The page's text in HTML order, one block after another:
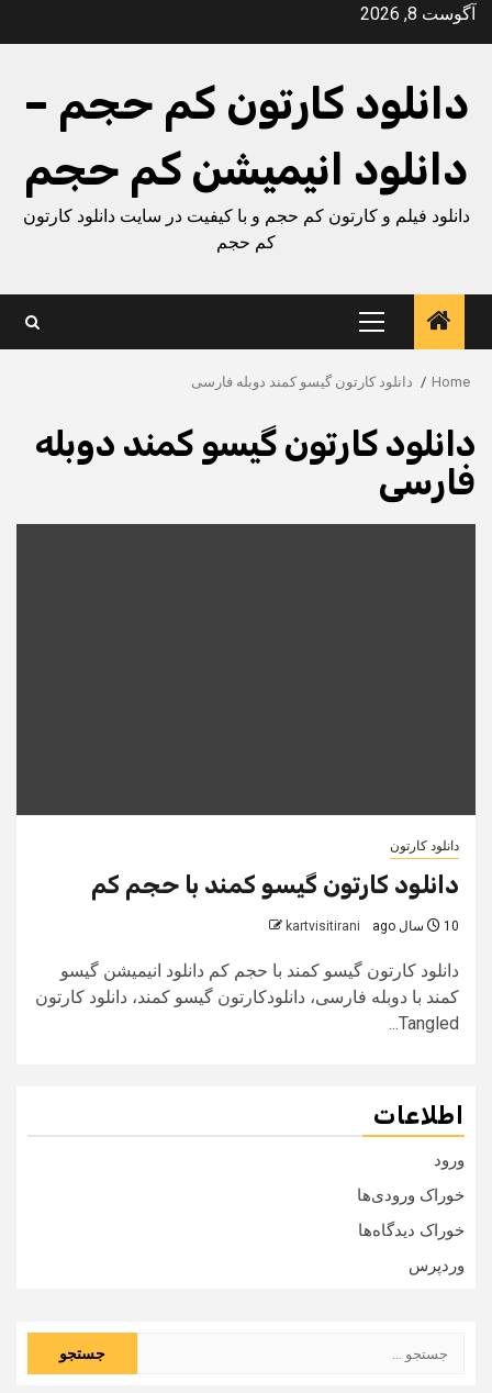
Skipآگوست 8, 2026
دانلود کارتون کم حجم –
دانلود انیمیشن کم حجم
دانلود فیلم و کارتون کم حجم و با کیفیت در سایت دانلود کارتون
کم حجم
Primary
Menu
Home دانلود کارتون گیسو کمند دوبله فارسی
دانلود کارتون گیسو کمند دوبله
فارسی
دانلود کارتون
دانلود کارتون گیسو کمند با حجم کم
10 سال ago kartvisitirani
دانلود کارتون گیسو کمند با حجم کم دانلود انیمیشن گیسو
کمند با دوبله فارسی، دانلودکارتون گیسو کمند، دانلود کارتون
Tangled...
اطلاعات
ورود
خوراک ورودی‌ها
خوراک دیدگاه‌ها
وردپرس